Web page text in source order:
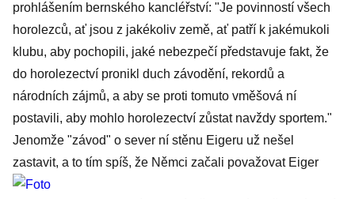
prohlášením bernského kancléřství: "Je povinností všech
horolezců, ať jsou z jakékoliv země, ať patří k jakémukoli
klubu, aby pochopili, jaké nebezpečí představuje fakt, že
do horolezectví pronikl duch závodění, rekordů a
národních zájmů, a aby se proti tomuto vměšová ní
postavili, aby mohlo horolezectví zůstat navždy sportem."
Jenomže "závod" o sever ní stěnu Eigeru už nešel
zastavit, a to tím spíš, že Němci začali považovat Eiger